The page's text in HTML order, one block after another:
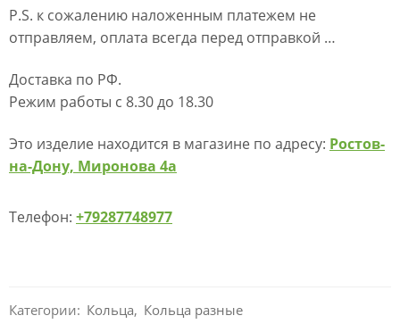
P.S. к сожалению наложенным платежем не
отправляем, оплата всегда перед отправкой …
Доставка по РФ.
Режим работы с 8.30 до 18.30
Это изделие находится в магазине по адресу: Ростов-
на-Дону, Миронова 4а
Телефон: +79287748977
Категории: Кольца, Кольца разные